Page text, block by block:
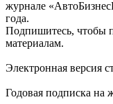
журнале
года.
Подпишитесь, чтобы
материалам.
Электронная версия
Годовая подписка на